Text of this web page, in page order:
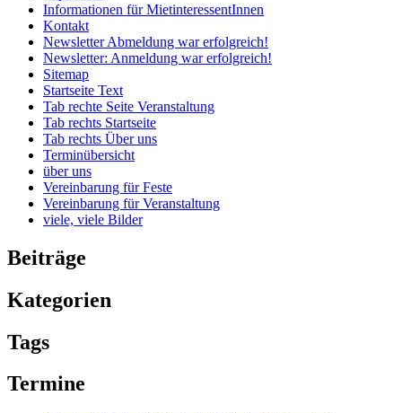
Informationen für MietinteressentInnen
Kontakt
Newsletter Abmeldung war erfolgreich!
Newsletter: Anmeldung war erfolgreich!
Sitemap
Startseite Text
Tab rechte Seite Veranstaltung
Tab rechts Startseite
Tab rechts Über uns
Terminübersicht
über uns
Vereinbarung für Feste
Vereinbarung für Veranstaltung
viele, viele Bilder
Beiträge
Kategorien
Tags
Termine